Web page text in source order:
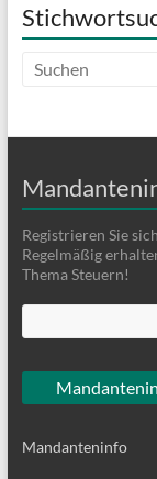
Registrieren Sie
Regelmäßig
Thema Steuern!
Mandanteninfo